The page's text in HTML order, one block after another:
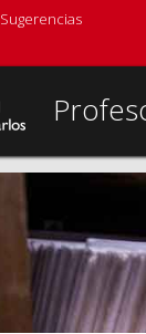
Sugerencias